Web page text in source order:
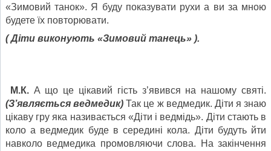
«Зимовий танок». Я буду показувати рухи а ви за мною
будете їх повторювати.
( Діти виконують «Зимовий танець» ).
М.К.А що це цікавий гість з’явився на нашому святі.
(З’являється ведмедик) Так це ж ведмедик. Діти я знаю
цікаву гру яка називається «Діти і ведмідь». Діти стають в
коло а ведмедик буде в середині кола. Діти будуть йти
навколо ведмедика промовляючи слова. На закінчення